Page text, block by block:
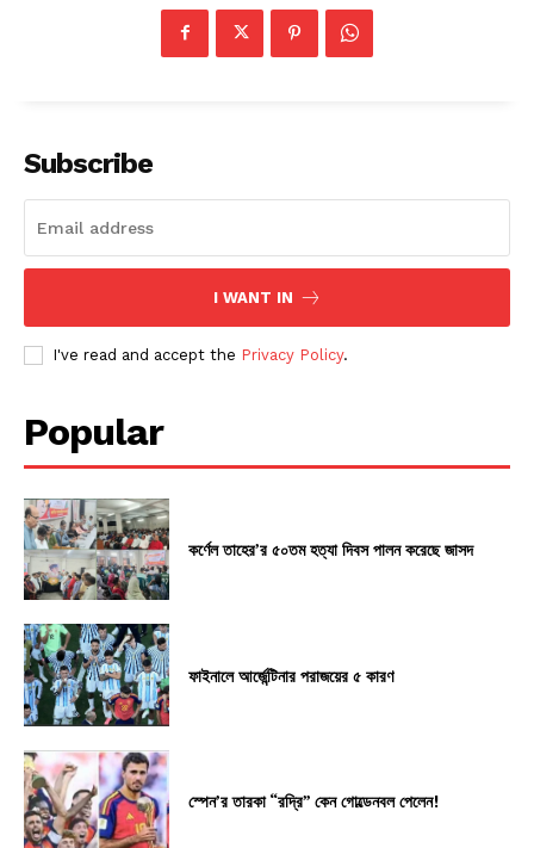
Subscribe
I WANT IN
I've read and accept the Privacy Policy.
Popular
কর্ণেল তাহের’র ৫০তম হত্যা দিবস পালন করেছে জাসদ
ফাইনালে আর্জেন্টিনার পরাজয়ের ৫ কারণ
স্পেন’র তারকা “রদ্রি” কেন গোল্ডেনবল পেলেন!